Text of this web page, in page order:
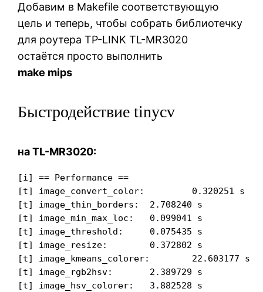
Добавим в Makefile соответствующую
цель и теперь, чтобы собрать библиотечку
для роутера TP-LINK TL-MR3020
остаётся просто выполнить
make mips
Быстродействие tinycv
на TL-MR3020:
[i] == Performance ==
[t] image_convert_color:         0.320251 s
[t] image_thin_borders:  2.708240 s
[t] image_min_max_loc:   0.099041 s
[t] image_threshold:     0.075435 s
[t] image_resize:        0.372802 s
[t] image_kmeans_colorer:        22.603177 s
[t] image_rgb2hsv:       2.389729 s
[t] image_hsv_colorer:   3.882528 s